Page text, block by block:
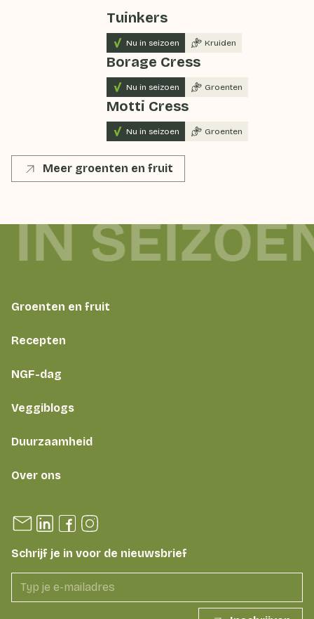
Tuinkers
Nu in seizoen Kruiden
Borage Cress
Nu in seizoen Groenten
Motti Cress
Nu in seizoen Groenten
Meer groenten en fruit
Groenten en fruit
Recepten
NGF-dag
Veggiblogs
Duurzaamheid
Over ons
Schrijf je in voor de nieuwsbrief